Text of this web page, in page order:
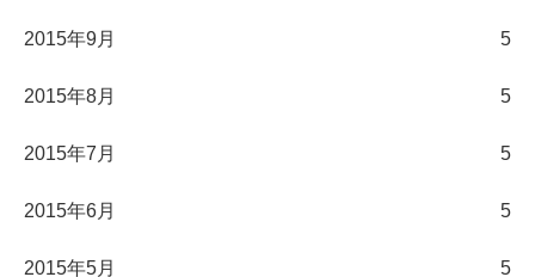
2015年9月 5
2015年8月 5
2015年7月 5
2015年6月 5
2015年5月 5